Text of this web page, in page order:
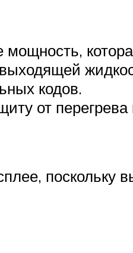
кодов.
от перегрева
поскольку